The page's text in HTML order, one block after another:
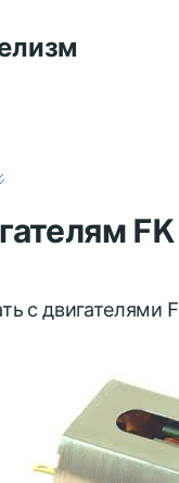
FK
с двигателями